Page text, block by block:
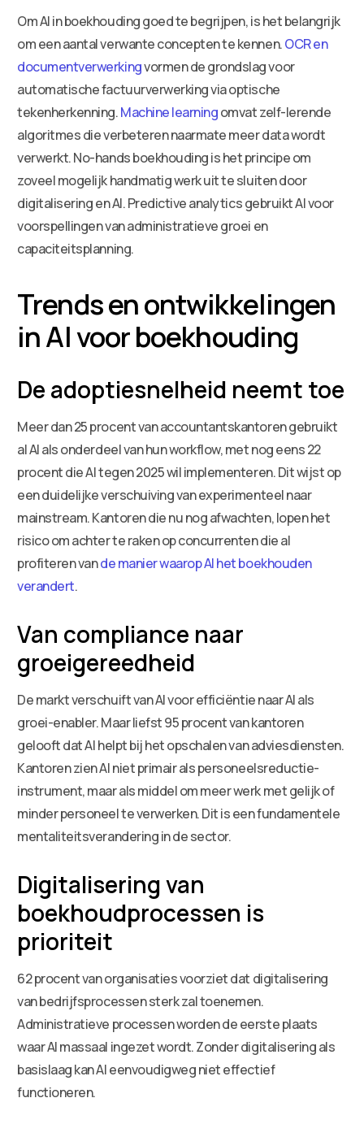
Om AI in boekhouding goed te begrijpen, is het belangrijk
om een aantal verwante concepten te kennen.OCR en
documentverwerkingvormen de grondslag voor
automatische factuurverwerking via optische
tekenherkenning.Machine learningomvat zelf-lerende
algoritmes die verbeteren naarmate meer data wordt
verwerkt. No-hands boekhouding is het principe om
zoveel mogelijk handmatig werk uit te sluiten door
digitalisering en AI. Predictive analytics gebruikt AI voor
voorspellingen van administratieve groei en
capaciteitsplanning.
Trends en ontwikkelingen
in AI voor boekhouding
De adoptiesnelheid neemt toe
Meer dan 25 procent van accountantskantoren gebruikt
al AI als onderdeel van hun workflow, met nog eens 22
procent die AI tegen 2025 wil implementeren. Dit wijst op
een duidelijke verschuiving van experimenteel naar
mainstream. Kantoren die nu nog afwachten, lopen het
risico om achter te raken op concurrenten die al
profiteren vande manier waarop AI het boekhouden
verandert.
Van compliance naar
groeigereedheid
De markt verschuift van AI voor efficiëntie naar AI als
groei-enabler. Maar liefst 95 procent van kantoren
gelooft dat AI helpt bij het opschalen van adviesdiensten.
Kantoren zien AI niet primair als personeelsreductie-
instrument, maar als middel om meer werk met gelijk of
minder personeel te verwerken. Dit is een fundamentele
mentaliteitsverandering in de sector.
Digitalisering van
boekhoudprocessen is
prioriteit
62 procent van organisaties voorziet dat digitalisering
van bedrijfsprocessen sterk zal toenemen.
Administratieve processen worden de eerste plaats
waar AI massaal ingezet wordt. Zonder digitalisering als
basislaag kan AI eenvoudigweg niet effectief
functioneren.